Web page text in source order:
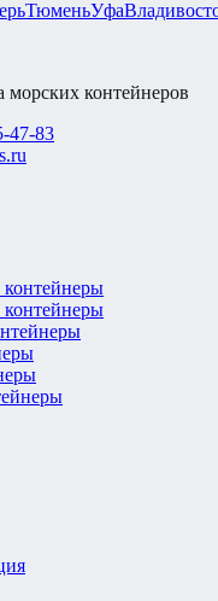
ТюменьУфа
морских контейнеров
47-83